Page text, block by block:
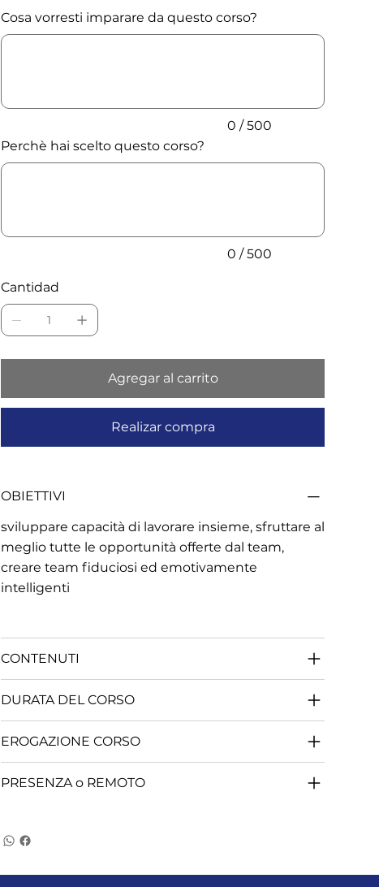
Cosa vorresti imparare da questo corso?
500
0 / 500
Perchè hai scelto questo corso?
500
0 / 500
Cantidad
Agregar al carrito
Realizar compra
OBIETTIVI
sviluppare capacità di lavorare insieme, sfruttare al
meglio tutte le opportunità offerte dal team,
creare team fiduciosi ed emotivamente
intelligenti
CONTENUTI
DURATA DEL CORSO
EROGAZIONE CORSO
PRESENZA o REMOTO